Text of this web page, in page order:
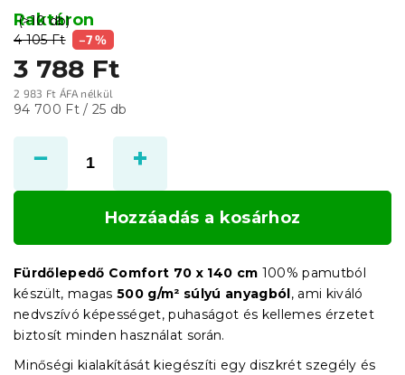
4 105 Ft –7 %
3 788 Ft
2 983 Ft ÁFA nélkül
Egységár:
94 700 Ft / 25 db
Raktáron
(>10 db)
Hozzáadás a kosárhoz
Fürdőlepedő Comfort 70 x 140 cm 100% pamutból
készült, magas 500 g/m² súlyú anyagból, ami kiváló
nedvszívó képességet, puhaságot és kellemes érzetet
biztosít minden használat során.
Minőségi kialakítását kiegészíti egy diszkrét szegély és